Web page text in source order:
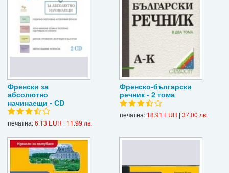
Френски за
абсолютно
начинаещи - CD
печатна:6.13 EUR | 11.99 лв.
Френско-български
речник - 2 тома
печатна: 18.91 EUR | 37.00 лв.